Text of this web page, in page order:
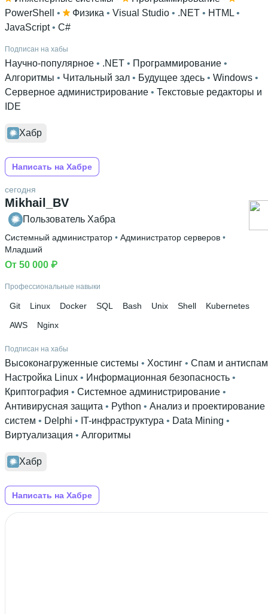
PowerShell
• Физика • Visual Studio • .NET • HTML
JavaScript • C#
Подписан на хабы
Научно-популярное • .NET • Программирование
Алгоритмы • Читальный зал • Будущее здесь • Windows
Серверное администрирование • Текстовые редакторы и
IDE
Хабр
Написать на Хабре
Mikhail_BV
сегодня
Пользователь Хабра
Системный администратор • Администратор серверов
Младший
От 50 000 ₽
Профессиональные навыки
Git Linux Docker SQL Bash Unix Shell
Kubernetes
AWS
Nginx
Подписан на хабы
Высоконагруженные системы • Хостинг • Спам и антиспам
Настройка Linux • Информационная безопасность
Криптография • Системное администрирование
Антивирусная защита • Python • Анализ и проектирование
систем • Delphi • IT-инфраструктура • Data Mining
Виртуализация • Алгоритмы
Хабр
Написать на Хабре